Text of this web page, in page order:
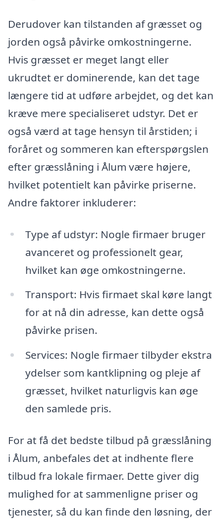
Derudover kan tilstanden af græsset og
jorden også påvirke omkostningerne.
Hvis græsset er meget langt eller
ukrudtet er dominerende, kan det tage
længere tid at udføre arbejdet, og det kan
kræve mere specialiseret udstyr. Det er
også værd at tage hensyn til årstiden; i
foråret og sommeren kan efterspørgslen
efter græsslåning i Ålum være højere,
hvilket potentielt kan påvirke priserne.
Andre faktorer inkluderer:
Type af udstyr: Nogle firmaer bruger
avanceret og professionelt gear,
hvilket kan øge omkostningerne.
Transport: Hvis firmaet skal køre langt
for at nå din adresse, kan dette også
påvirke prisen.
Services: Nogle firmaer tilbyder ekstra
ydelser som kantklipning og pleje af
græsset, hvilket naturligvis kan øge
den samlede pris.
For at få det bedste tilbud på græsslåning
i Ålum, anbefales det at indhente flere
tilbud fra lokale firmaer. Dette giver dig
mulighed for at sammenligne priser og
tjenester, så du kan finde den løsning, der